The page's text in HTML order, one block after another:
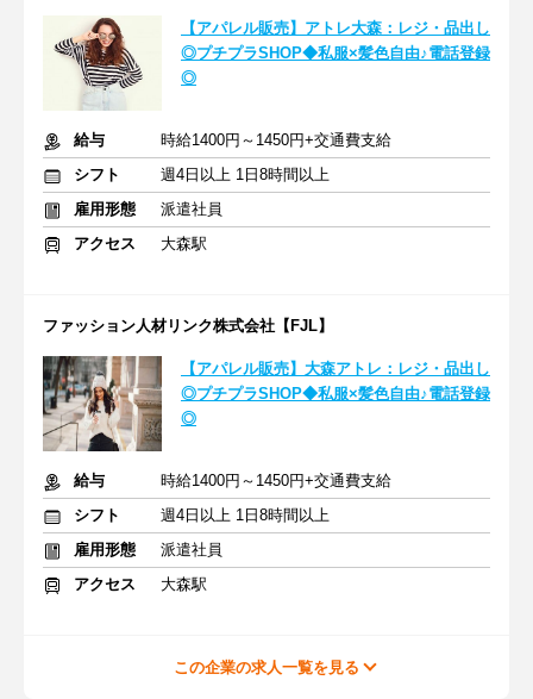
【アパレル販売】アトレ大森：レジ・品出し
◎プチプラSHOP◆私服×髪色自由♪電話登録
◎
給与
時給1400円～1450円+交通費支給
シフト
週4日以上 1日8時間以上
雇用形態
派遣社員
アクセス
大森駅
ファッション人材リンク株式会社【FJL】
【アパレル販売】大森アトレ：レジ・品出し
◎プチプラSHOP◆私服×髪色自由♪電話登録
◎
給与
時給1400円～1450円+交通費支給
シフト
週4日以上 1日8時間以上
雇用形態
派遣社員
アクセス
大森駅
この企業の求人一覧を見る